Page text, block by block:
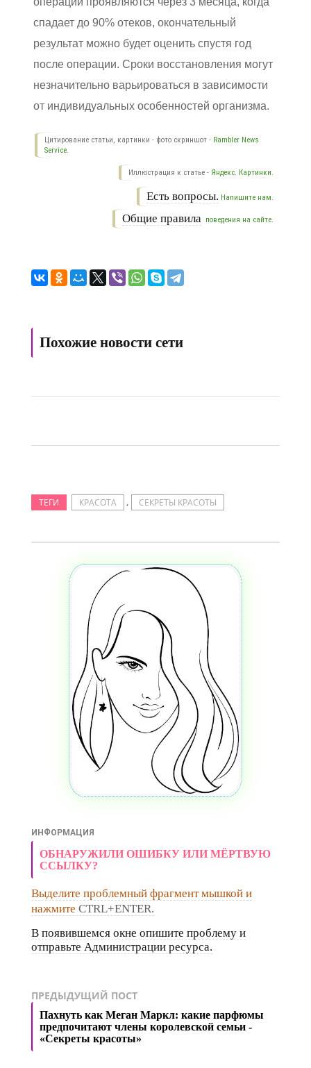
спадает до 90% отеков, окончательный
результат можно будет оценить спустя год
после операции. Сроки восстановления могут
незначительно варьироваться в зависимости
от индивидуальных особенностей организма.
Цитирование статьи, картинки - фото скриншот - Rambler News
Service.
Иллюстрация к статье - Яндекс. Картинки.
Есть вопросы. Напишите нам.
Общие правила поведения на сайте.
Похожие новости сети
ТЕГИ КРАСОТА , СЕКРЕТЫ КРАСОТЫ
ИНФОРМАЦИЯ
ОБНАРУЖИЛИ ОШИБКУ ИЛИ МЁРТВУЮ
ССЫЛКУ?
Выделите проблемный фрагмент мышкой и
нажмите CTRL+ENTER.
В появившемся окне опишите проблему и
отправьте Администрации ресурса.
ПРЕДЫДУЩИЙ ПОСТ
Пахнуть как Меган Маркл: какие парфюмы
предпочитают члены королевской семьи -
«Секреты красоты»